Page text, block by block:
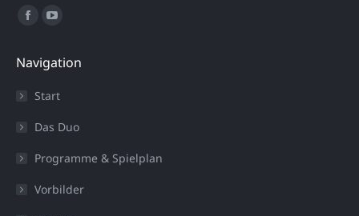
Finden Sie uns auf:
Facebook
opens
window
YouTube
opens
window
Navigation
Start
Das Duo
Programme & Spielplan
Vorbilder